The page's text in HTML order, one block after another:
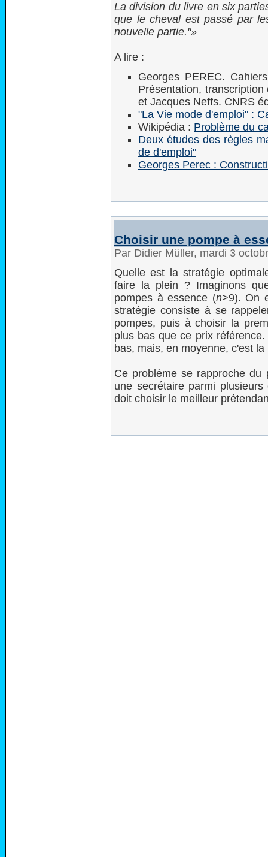
La division du livre en six
que le cheval est passé par
nouvelle partie."
A lire :
Georges PEREC.
Présentation,
et Jacques Neffs. CNRS
"La Vie mode d'emploi" :
Wikipédia : Problème du
Deux études des règles
de d'emploi"
Georges Perec :
Choisir une pompe à
Par Didier Müller, mardi 3
Quelle est la stratégie
faire la plein ? Imaginons
pompes à essence (n>9). On
stratégie consiste à se
pompes, puis à choisir la
plus bas que ce prix
bas, mais, en moyenne, c'est
Ce problème se rapproche du
une secrétaire parmi
doit choisir le meilleur